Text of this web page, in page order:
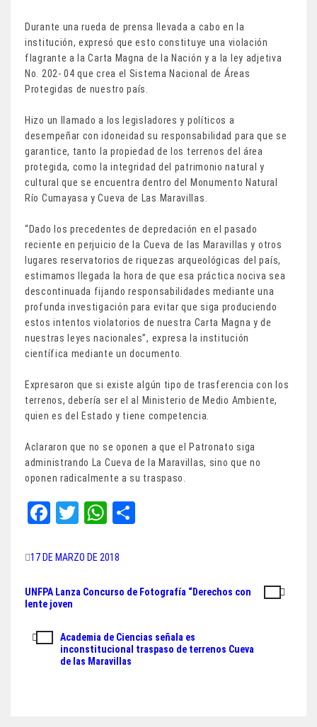
Durante una rueda de prensa llevada a cabo en la
institución, expresó que esto constituye una violación
flagrante a la Carta Magna de la Nación y a la ley adjetiva
No. 202- 04 que crea el Sistema Nacional de Áreas
Protegidas de nuestro país.
Hizo un llamado a los legisladores y políticos a
desempeñar con idoneidad su responsabilidad para que se
garantice, tanto la propiedad de los terrenos del área
protegida, como la integridad del patrimonio natural y
cultural que se encuentra dentro del Monumento Natural
Río Cumayasa y Cueva de Las Maravillas.
“Dado los precedentes de depredación en el pasado
reciente en perjuicio de la Cueva de las Maravillas y otros
lugares reservatorios de riquezas arqueológicas del país,
estimamos llegada la hora de que esa práctica nociva sea
descontinuada fijando responsabilidades mediante una
profunda investigación para evitar que siga produciendo
estos intentos violatorios de nuestra Carta Magna y de
nuestras leyes nacionales”, expresa la institución
científica mediante un documento.
Expresaron que si existe algún tipo de trasferencia con los
terrenos, debería ser el al Ministerio de Medio Ambiente,
quien es del Estado y tiene competencia.
Aclararon que no se oponen a que el Patronato siga
administrando La Cueva de la Maravillas, sino que no
oponen radicalmente a su traspaso.
Fa
bo
ok
T
tt
er
W
ts
pp
17 DE MARZO DE 2018
Navegación
entradas
UNFPA Lanza Concurso de Fotografía “Derechos con
lente joven
Academia de Ciencias señala es
inconstitucional traspaso de terrenos Cueva
de las Maravillas